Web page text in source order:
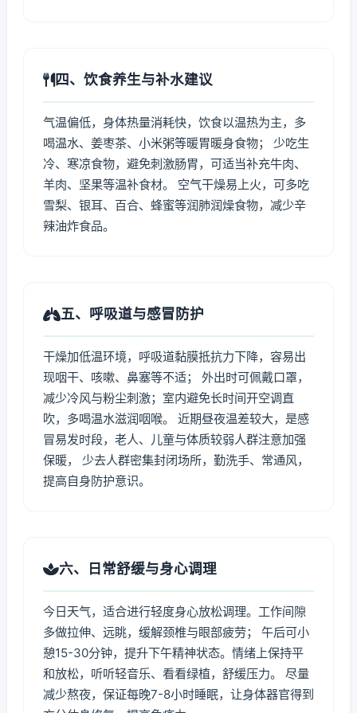
四、饮食养生与补水建议
气温偏低，身体热量消耗快，饮食以温热为主，多
喝温水、姜枣茶、小米粥等暖胃暖身食物； 少吃生
冷、寒凉食物，避免刺激肠胃，可适当补充牛肉、
羊肉、坚果等温补食材。 空气干燥易上火，可多吃
雪梨、银耳、百合、蜂蜜等润肺润燥食物，减少辛
辣油炸食品。
五、呼吸道与感冒防护
干燥加低温环境，呼吸道黏膜抵抗力下降，容易出
现咽干、咳嗽、鼻塞等不适； 外出时可佩戴口罩，
减少冷风与粉尘刺激；室内避免长时间开空调直
吹，多喝温水滋润咽喉。 近期昼夜温差较大，是感
冒易发时段，老人、儿童与体质较弱人群注意加强
保暖， 少去人群密集封闭场所，勤洗手、常通风，
提高自身防护意识。
六、日常舒缓与身心调理
今日天气，适合进行轻度身心放松调理。工作间隙
多做拉伸、远眺，缓解颈椎与眼部疲劳； 午后可小
憩15-30分钟，提升下午精神状态。情绪上保持平
和放松，听听轻音乐、看看绿植，舒缓压力。 尽量
减少熬夜，保证每晚7-8小时睡眠，让身体器官得到